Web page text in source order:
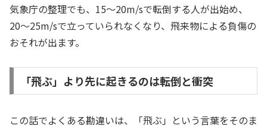
気象庁の整理でも、15〜20m/sで転倒する人が出始め、
20〜25m/sで立っていられなくなり、飛来物による負傷の
おそれが出ます。
「飛ぶ」より先に起きるのは転倒と衝突
この話でよくある勘違いは、「飛ぶ」という言葉をそのま